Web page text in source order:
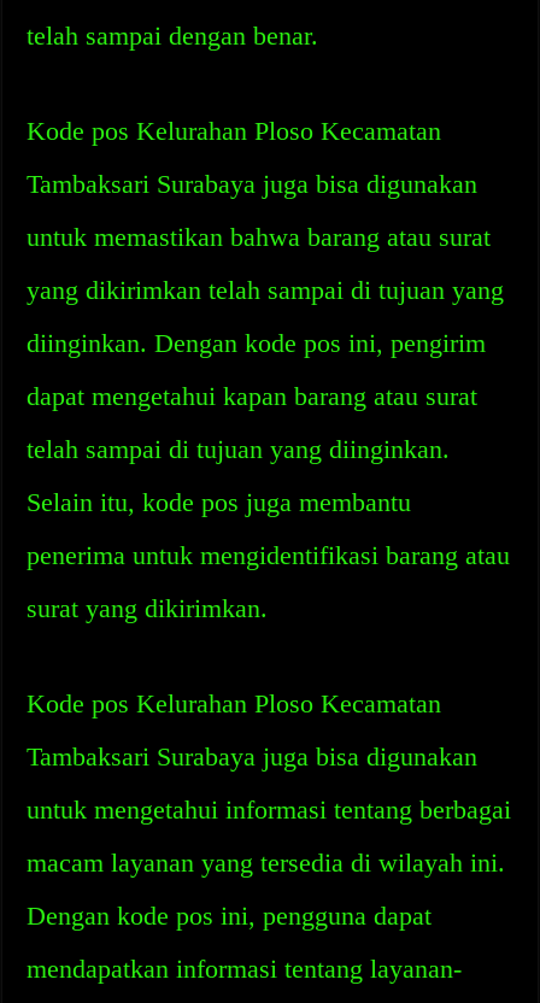
telah sampai dengan benar.
Kode pos Kelurahan Ploso Kecamatan
Tambaksari Surabaya juga bisa digunakan
untuk memastikan bahwa barang atau surat
yang dikirimkan telah sampai di tujuan yang
diinginkan. Dengan kode pos ini, pengirim
dapat mengetahui kapan barang atau surat
telah sampai di tujuan yang diinginkan.
Selain itu, kode pos juga membantu
penerima untuk mengidentifikasi barang atau
surat yang dikirimkan.
Kode pos Kelurahan Ploso Kecamatan
Tambaksari Surabaya juga bisa digunakan
untuk mengetahui informasi tentang berbagai
macam layanan yang tersedia di wilayah ini.
Dengan kode pos ini, pengguna dapat
mendapatkan informasi tentang layanan-